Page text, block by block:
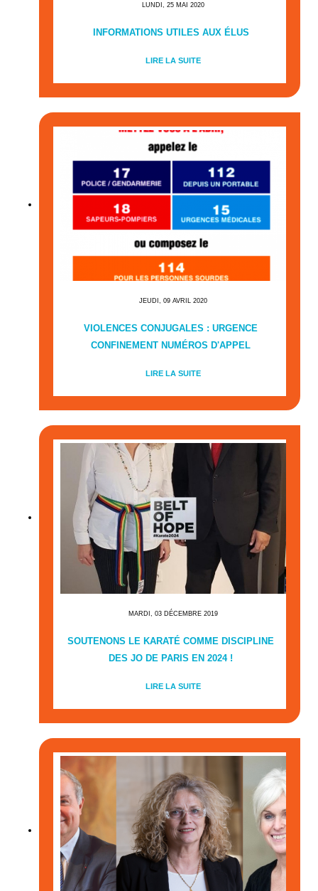
LUNDI, 25 MAI 2020
INFORMATIONS UTILES AUX ÉLUS
LIRE LA SUITE
JEUDI, 09 AVRIL 2020
VIOLENCES CONJUGALES : URGENCE
CONFINEMENT NUMÉROS D'APPEL
LIRE LA SUITE
MARDI, 03 DÉCEMBRE 2019
SOUTENONS LE KARATÉ COMME DISCIPLINE
DES JO DE PARIS EN 2024 !
LIRE LA SUITE